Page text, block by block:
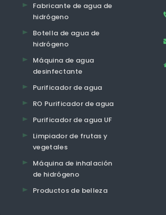
Fabricante de agua de
hidrógeno
Botella de agua de
hidrógeno
Máquina de agua
desinfectante
Purificador de agua
RO Purificador de agua
Purificador de agua UF
Limpiador de frutas y
vegetales
Máquina de inhalación
de hidrógeno
Productos de belleza